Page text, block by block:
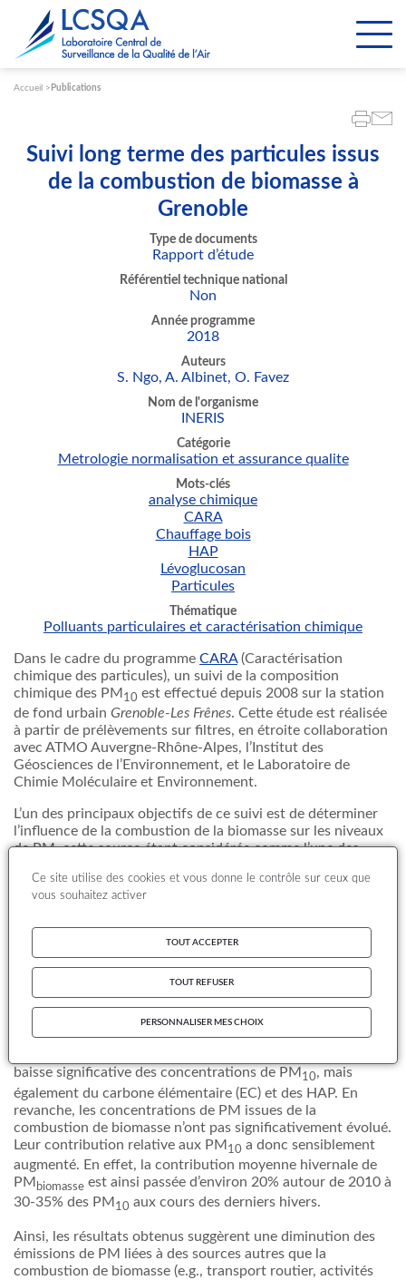
Accueil Publications
Suivi long terme des particules issus
de la combustion de biomasse à
Grenoble
Type de documents
Rapport d’étude
Référentiel technique national
Non
Année programme
2018
Auteurs
S. Ngo, A. Albinet, O. Favez
Nom de l'organisme
INERIS
Catégorie
Metrologie normalisation et assurance qualite
Mots-clés
analyse chimique
CARA
Chauffage bois
HAP
Lévoglucosan
Particules
Thématique
Polluants particulaires et caractérisation chimique
Dans le cadre du programme CARA(Caractérisation
chimique des particules), un suivi de la composition
chimique des PM 10 est effectué depuis 2008 sur la station
de fond urbain Grenoble-Les Frênes. Cette étude est réalisée
à partir de prélèvements sur filtres, en étroite collaboration
avec ATMO Auvergne-Rhône-Alpes, l’Institut des
Géosciences de l’Environnement, et le Laboratoire de
Chimie Moléculaire et Environnement.
L’un des principaux objectifs de ce suivi est de déterminer
l’influence de la combustion de la biomasse sur les niveaux
de PM, cette source étant considérée comme l’une des
vallée alpine. Un objectif complémentaire est d’évaluer le
lien entre l’évolution des concentrations en PM biomasse et
Polycycliques (HAP).
Le présent rapport vise à analyser les évolutions
temporelles des concentrations de lévoglucosan, en tant
que traceur des PM issues de la combustion biomasse
), des fractions carbonées (carbone élémentaire
et carbone organique) ainsi que des HAP au cours des dix
baisse significative des concentrations de PM10, mais
également du carbone élémentaire (EC) et des HAP. En
revanche, les concentrations de PM issues de la
combustion de biomasse n’ont pas significativement évolué.
Leur contribution relative aux PM10 a donc sensiblement
augmenté. En effet, la contribution moyenne hivernale de
PM biomasse est ainsi passée d’environ 20% autour de 2010 à
30-35% des PM 10 aux cours des derniers hivers.
Ainsi, les résultats obtenus suggèrent une diminution des
émissions de PM liées à des sources autres que la
combustion de biomasse (e.g., transport routier, activités
Paramétrer les cookies
Ce site utilise des cookies et vous donne le contrôle sur ceux que
vous souhaitez activer
TOUT ACCEPTER
TOUT REFUSER
PERSONNALISER MES CHOIX